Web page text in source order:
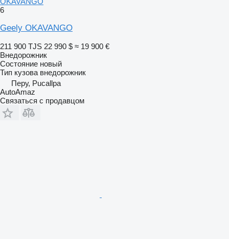
6
Geely OKAVANGO
211 900 TJS 22 990 $ ≈ 19 900 €
Внедорожник
Состояние новый
Тип кузова внедорожник
Перу, Pucallpa
AutoAmaz
Связаться с продавцом